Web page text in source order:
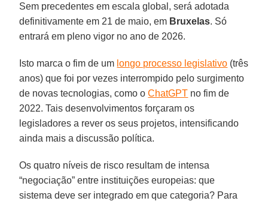
Sem precedentes em escala global, será adotada
definitivamente em 21 de maio, em Bruxelas. Só
entrará em pleno vigor no ano de 2026.
Isto marca o fim de um longo processo legislativo (três
anos) que foi por vezes interrompido pelo surgimento
de novas tecnologias, como oChatGPT no fim de
2022. Tais desenvolvimentos forçaram os
legisladores a rever os seus projetos, intensificando
ainda mais a discussão política.
Os quatro níveis de risco resultam de intensa
“negociação” entre instituições europeias: que
sistema deve ser integrado em que categoria? Para